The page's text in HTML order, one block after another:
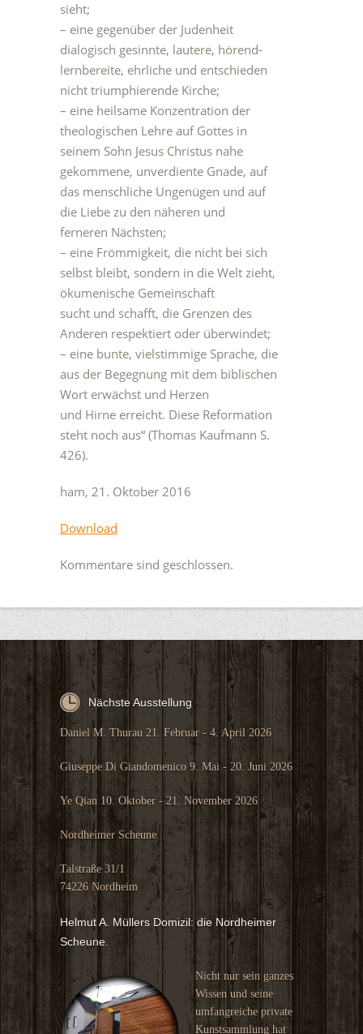
sieht;
– eine gegenüber der Judenheit
dialogisch gesinnte, lautere, hörend-
lernbereite, ehrliche und entschieden
nicht triumphierende Kirche;
– eine heilsame Konzentration der
theologischen Lehre auf Gottes in
seinem Sohn Jesus Christus nahe
gekommene, unverdiente Gnade, auf
das menschliche Ungenügen und auf
die Liebe zu den näheren und
ferneren Nächsten;
– eine Frömmigkeit, die nicht bei sich
selbst bleibt, sondern in die Welt zieht,
ökumenische Gemeinschaft
sucht und schafft, die Grenzen des
Anderen respektiert oder überwindet;
– eine bunte, vielstimmige Sprache, die
aus der Begegnung mit dem biblischen
Wort erwächst und Herzen
und Hirne erreicht. Diese Reformation
steht noch aus“ (Thomas Kaufmann S.
426).
ham, 21. Oktober 2016
Download
Kommentare sind geschlossen.
Nächste Ausstellung
Daniel M. Thurau 21. Februar - 4. April 2026
Giuseppe Di Giandomenico 9. Mai - 20. Juni 2026
Ye Qian 10. Oktober - 21. November 2026
Nordheimer Scheune
Talstraße 31/1
74226 Nordheim
Helmut A. Müllers Domizil: die Nordheimer
Scheune.
Nicht nur sein ganzes
Wissen und seine
umfangreiche private
Kunstsammlung hat